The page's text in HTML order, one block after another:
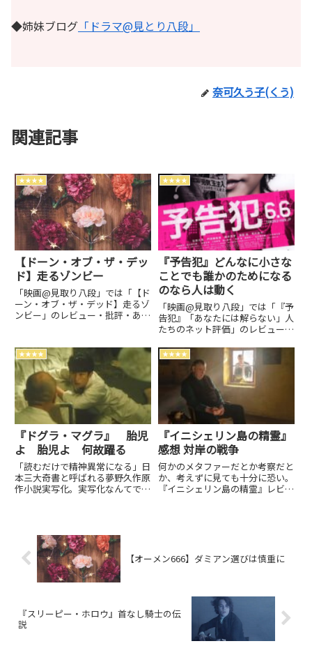
◆姉妹ブログ 「ドラマ@見とり八段」
奈可久う子(くう)
関連記事
★★★★
【ドーン・オブ・ザ・デッ
ド】走るゾンビー
「映画@見取り八段」では「【ド
ーン・オブ・ザ・デッド】走るゾ
ンビー」のレビュー・批評・あら
ネタバレ感想は別枠で表記。
★★★★
『予告犯』どんなに小さな
ことでも誰かのためになる
のなら人は動く
「映画@見取り八段」では「『予
告犯』「あなたには解らない」人
たちのネット評価」のレビュー・
情報をお届けしています。劇場上
映中作品のネタバレ感想は別枠で
★★★★
『ドグラ・マグラ』 胎児
よ 胎児よ 何故躍る
「読むだけで精神異常になる」日
本三大奇書と呼ばれる夢野久作原
作小説実写化。実写化なんてでき
コ・・・・…
★★★★
『イニシェリン島の精霊』
感想 対岸の戦争
何かのメタファーだとか考察だと
か、考えずに見ても十分に恐い。
『イニシェリン島の精霊』レビュ
ー・コンドン,バリー・コーガ
ン …
【オーメン666】ダミアン選びは慎重に
『スリーピー・ホロウ』首なし騎士の伝
説